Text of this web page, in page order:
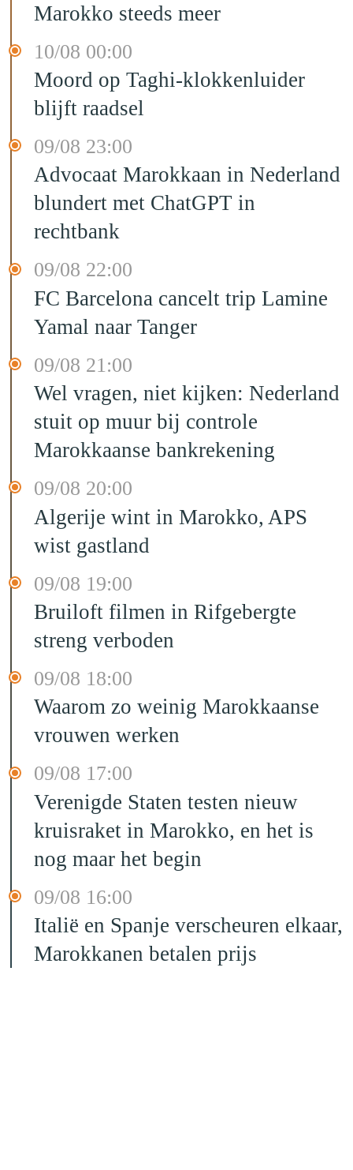
Marokko steeds meer
10/08 00:00
Moord op Taghi-klokkenluider
blijft raadsel
09/08 23:00
Advocaat Marokkaan in Nederland
blundert met ChatGPT in
rechtbank
09/08 22:00
FC Barcelona cancelt trip Lamine
Yamal naar Tanger
09/08 21:00
Wel vragen, niet kijken: Nederland
stuit op muur bij controle
Marokkaanse bankrekening
09/08 20:00
Algerije wint in Marokko, APS
wist gastland
09/08 19:00
Bruiloft filmen in Rifgebergte
streng verboden
09/08 18:00
Waarom zo weinig Marokkaanse
vrouwen werken
09/08 17:00
Verenigde Staten testen nieuw
kruisraket in Marokko, en het is
nog maar het begin
09/08 16:00
Italië en Spanje verscheuren elkaar,
Marokkanen betalen prijs